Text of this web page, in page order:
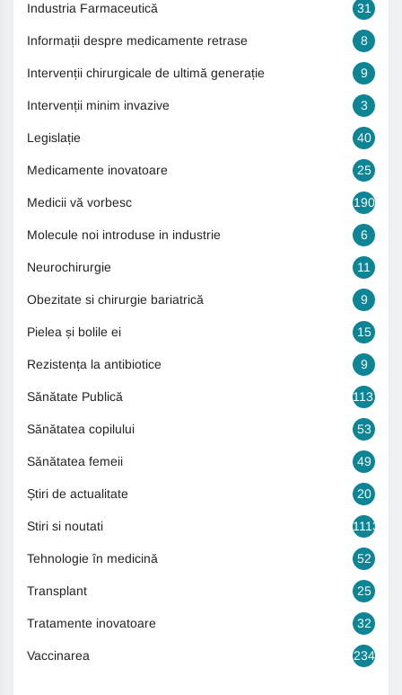
Industria Farmaceutică 31
Informații despre medicamente retrase 8
Intervenții chirurgicale de ultimă generație 9
Intervenții minim invazive 3
Legislație 40
Medicamente inovatoare 25
Medicii vă vorbesc 190
Molecule noi introduse in industrie 6
Neurochirurgie 11
Obezitate si chirurgie bariatrică 9
Pielea și bolile ei 15
Rezistența la antibiotice 9
Sănătate Publică 1131
Sănătatea copilului 53
Sănătatea femeii 49
Știri de actualitate 20
Stiri si noutati 1113
Tehnologie în medicină 52
Transplant 25
Tratamente inovatoare 32
Vaccinarea 234